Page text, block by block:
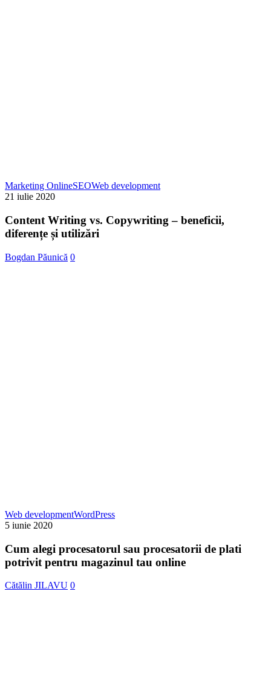
Marketing OnlineSEOWeb developmentContent
Copywriting
–
21 iulie 2020
Content Writing vs. Copywriting – beneficii,
diferențe și utilizări
Bogdan Păunică 0
Web developmentWordPressCum
sau
procesatorii
de
5 iunie 2020
Cum alegi procesatorul sau procesatorii de plati
potrivit pentru magazinul tau online
Cătălin JILAVU 0